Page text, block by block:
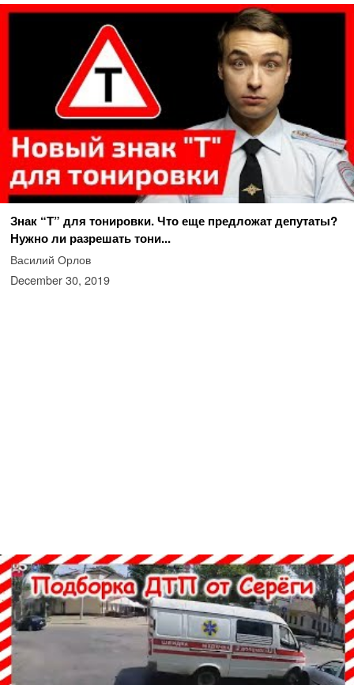
Знак “Т” для тонировки. Что еще предложат депутаты?
Нужно ли разрешать тони...
Василий Орлов
December 30, 2019